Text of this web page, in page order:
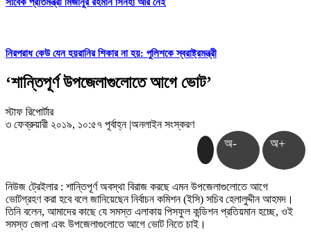
নিরপরাধ কেউ যেন হয়রানির শিকার না হয়: পুলিশকে স্বরাষ্ট্রমন্ত্রী
‘শান্তিপূর্ণ উপজেলাগুলোতে আগে ভোট’
স্টাফ রিপোর্টার
৩ ফেব্রুয়ারী ২০১৯, ১০:৫৭ পূর্বাহ্ন |অনলাইন সংস্করণ
অ- অ+
নিউজ ট্রেইলার : শান্তিপূর্ণ অবস্থা বিরাজ করছে এমন উপজেলাগুলোতে আগে
ভোটগ্রহণ করা হবে বলে জানিয়েছেন নির্বাচন কমিশন (ইসি) সচিব হেলালুদ্দীন আহমদ।
তিনি বলেন, আমাদের কাছে যে সমস্ত এলাকায় পিসফুল কন্ডিশন প্রতিয়মান হচ্ছে, ওই
সমস্ত জেলা এবং উপজেলাগুলোতে আগে ভোট নিতে চাই।